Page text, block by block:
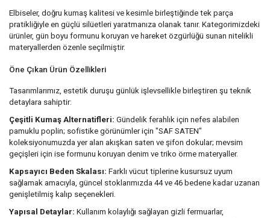
Elbiseler, doğru kumaş kalitesi ve kesimle birleştiğinde tek parça
pratikliğiyle en güçlü silüetleri yaratmanıza olanak tanır. Kategorimizdeki
ürünler, gün boyu formunu koruyan ve hareket özgürlüğü sunan nitelikli
materyallerden özenle seçilmiştir.
Öne Çıkan Ürün Özellikleri
Tasarımlarımız, estetik duruşu günlük işlevsellikle birleştiren şu teknik
detaylara sahiptir:
Çeşitli Kumaş Alternatifleri: Gündelik ferahlık için nefes alabilen
pamuklu poplin; sofistike görünümler için "SAF SATEN"
koleksiyonumuzda yer alan akışkan saten ve şifon dokular; mevsim
geçişleri için ise formunu koruyan denim ve triko örme materyaller.
Kapsayıcı Beden Skalası: Farklı vücut tiplerine kusursuz uyum
sağlamak amacıyla, güncel stoklarımızda 44 ve 46 bedene kadar uzanan
genişletilmiş kalıp seçenekleri.
Yapısal Detaylar: Kullanım kolaylığı sağlayan gizli fermuarlar,